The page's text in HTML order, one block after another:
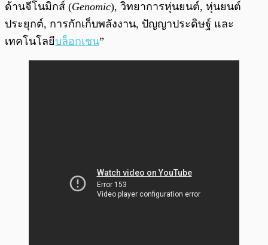
ด้านจีโนมิกส์ (Genomic), วิทยาการหุ่นยนต์, หุ่นยนต์
ประยุกต์, การกักเก็บพลังงาน, ปัญญาประดิษฐ์ และ
เทคโนโลยีบล็อกเชน”